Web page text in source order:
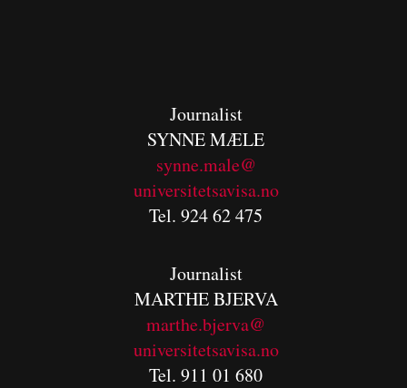
Journalist
SYNNE MÆLE
synne.male@
universitetsavisa.no
Tel. 924 62 475
Journalist
MARTHE BJERVA
marthe.bjerva@
universitetsavisa.no
Tel. 911 01 680